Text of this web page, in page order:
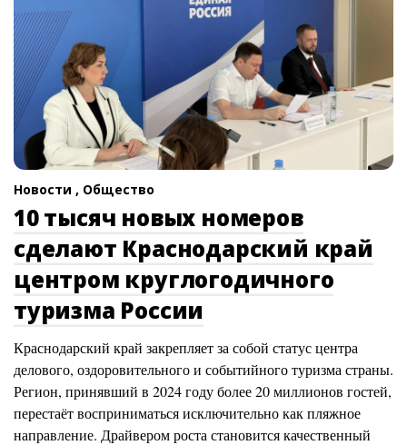
Новости , Общество
10 тысяч новых номеров
сделают Краснодарский край
центром круглогодичного
туризма России
Краснодарский край закрепляет за собой статус центра
делового, оздоровительного и событийного туризма страны.
Регион, принявший в 2024 году более 20 миллионов гостей,
перестаёт восприниматься исключительно как пляжное
направление. Драйвером роста становится качественный